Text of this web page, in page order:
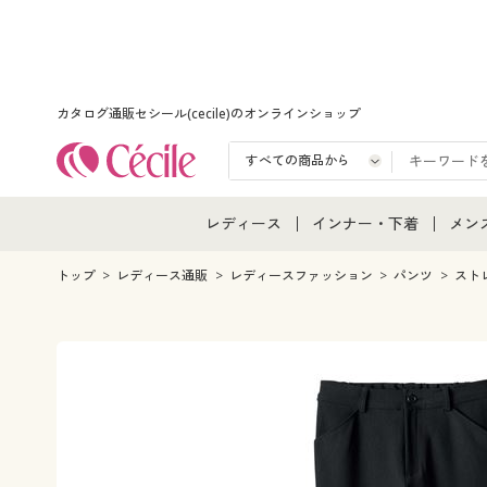
カタログ通販セシール(cecile)のオンラインショップ
レディース
レディース通販すべて
インナー・下着
インナー・下着通販すべ
メンズ下着
ジュニア・ティーンズ下
メン
メ
メン
トップ レディース通販 レディースファッション パンツ スト